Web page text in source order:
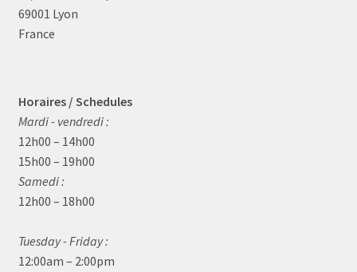
69001 Lyon
France
Horaires / Schedules
Mardi - vendredi :
12h00 – 14h00
15h00 – 19h00
Samedi :
12h00 – 18h00
Tuesday - Friday :
12:00am – 2:00pm